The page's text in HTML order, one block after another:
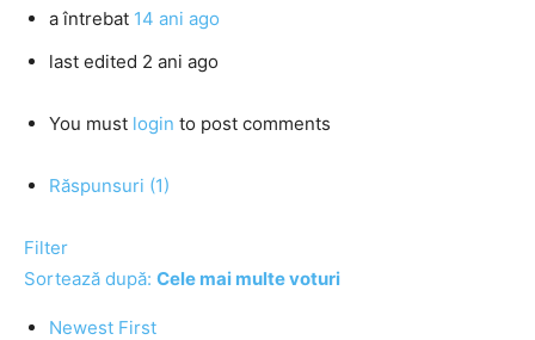
a întrebat 14 ani ago
last edited 2 ani ago
You must login to post comments
Răspunsuri (1)
Filter
Sortează după: Cele mai multe voturi
Newest First